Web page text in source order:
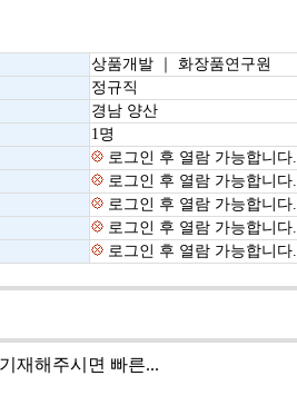
상품개발 ｜ 화장품연구원
정규직
경남 양산
1명
로그인 후 열람 가능합니다.
로그인 후 열람 가능합니다.
로그인 후 열람 가능합니다.
로그인 후 열람 가능합니다.
로그인 후 열람 가능합니다.
재해주시면 빠른...